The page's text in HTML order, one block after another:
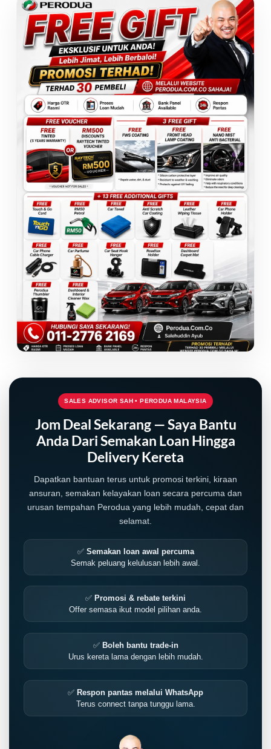
SALES ADVISOR SAH • PERODUA MALAYSIA
Jom Deal Sekarang — Saya Bantu
Anda Dari Semakan Loan Hingga
Delivery Kereta
Dapatkan bantuan terus untuk promosi terkini, kiraan
ansuran, semakan kelayakan loan secara percuma dan
urusan tempahan Perodua yang lebih mudah, cepat dan
selamat.
✅ Semakan loan awal percuma
Semak peluang kelulusan lebih awal.
✅ Promosi & rebate terkini
Offer semasa ikut model pilihan anda.
✅ Boleh bantu trade-in
Urus kereta lama dengan lebih mudah.
✅ Respon pantas melalui WhatsApp
Terus connect tanpa tunggu lama.